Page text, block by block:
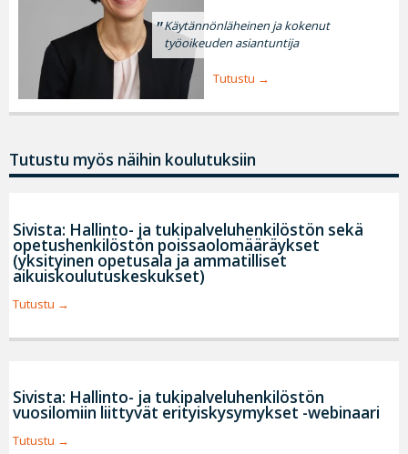
Käytännönläheinen ja kokenut
työoikeuden asiantuntija
Tutustu
Tutustu myös näihin koulutuksiin
Sivista: Hallinto- ja tukipalveluhenkilöstön sekä
opetushenkilöstön poissaolomääräykset
(yksityinen opetusala ja ammatilliset
aikuiskoulutuskeskukset)
Tutustu
Sivista: Hallinto- ja tukipalveluhenkilöstön
vuosilomiin liittyvät erityiskysymykset -webinaari
Tutustu